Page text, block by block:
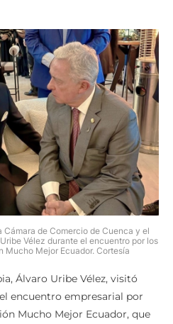
Cámara de Comercio de Cuenca y el
Vélez durante el encuentro por los
Mucho Mejor Ecuador. Cortesía
Álvaro Uribe Vélez, visitó
encuentro empresarial por
Mucho Mejor Ecuador, que